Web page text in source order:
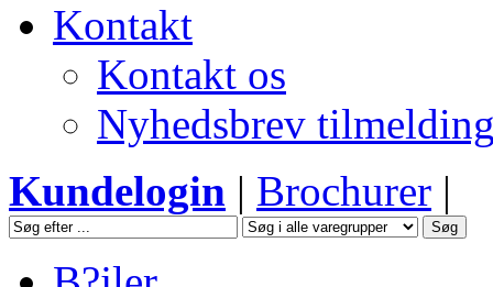
Kontakt
Kontakt os
Nyhedsbrev
Kundelogin | Brochurer |